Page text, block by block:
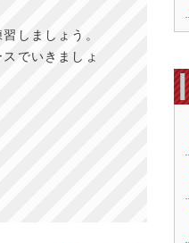
しましょう。
でいきましょ